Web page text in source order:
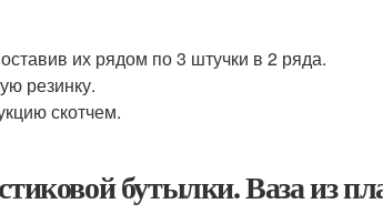
их рядом по 3 штучки в 2 ряда.
резинку.
скотчем.
бутылки. Ваза из